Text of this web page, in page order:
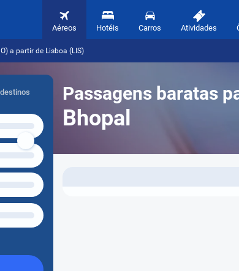
Aéreos Hotéis Carros Atividades
a partir de Lisboa (LIS)
Passagens baratas
Bhopal